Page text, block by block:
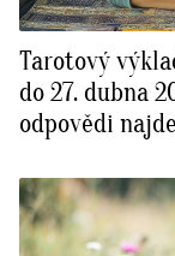
Tarotový
do 27. dubna
odpovědi